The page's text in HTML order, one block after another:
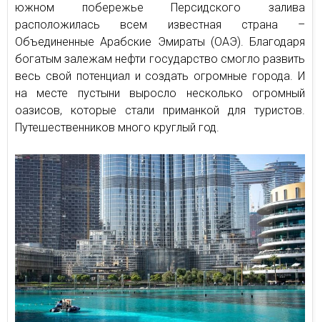
южном побережье Персидского залива
расположилась всем известная страна –
Объединенные Арабские Эмираты (ОАЭ). Благодаря
богатым залежам нефти государство смогло развить
весь свой потенциал и создать огромные города. И
на месте пустыни выросло несколько огромный
оазисов, которые стали приманкой для туристов.
Путешественников много круглый год.